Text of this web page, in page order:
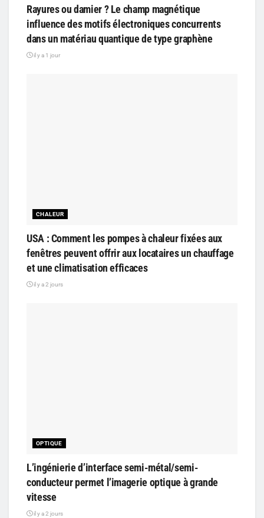
Rayures ou damier ? Le champ magnétique
influence des motifs électroniques concurrents
dans un matériau quantique de type graphène
il y a 1 jour
CHALEUR
USA : Comment les pompes à chaleur fixées aux
fenêtres peuvent offrir aux locataires un chauffage
et une climatisation efficaces
il y a 2 jours
OPTIQUE
L’ingénierie d’interface semi-métal/semi-
conducteur permet l’imagerie optique à grande
vitesse
il y a 2 jours